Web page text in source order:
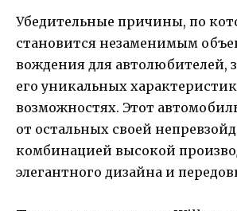
Убедительные причины, по
становится незаменимым
вождения для автолюбителей,
его уникальных
возможностях. Этот
от остальных своей
комбинацией высокой
элегантного дизайна и